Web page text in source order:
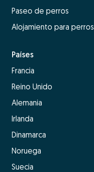
Paseo de perros
Alojamiento para perros
Países
Francia
Reino Unido
Alemania
Irlanda
Dinamarca
Noruega
Suecia